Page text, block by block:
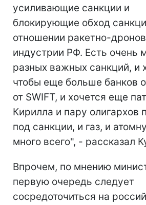
усиливающие санкции и
блокирующие обход
отношении ракетно-
индустрии РФ. Есть очень
разных важных санкций, и
чтобы еще больше банков
от SWIFT, и хочется еще
Кирилла и пару олигархов
под санкции, и газ, и
много всего", - рассказал
Впрочем, по мнению
первую очередь следует
сосредоточиться на